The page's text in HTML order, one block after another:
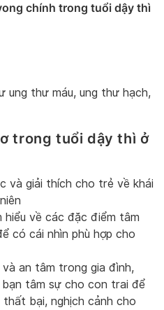
chính trong tuổi dậy thì
ung thư máu, ung thư hạch,
trong tuổi dậy thì ở
và giải thích cho trẻ về khái
hiểu về các đặc điểm tâm
có cái nhìn phù hợp cho
an tâm trong gia đình,
tâm sự cho con trai để
bại, nghịch cảnh cho